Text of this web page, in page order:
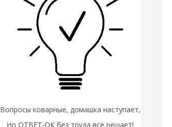
Вопросы коварные, домашка наступает,
Но ОТВЕТ-ОК без труда все решает!